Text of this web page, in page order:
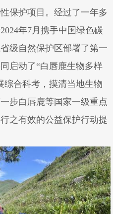
保护项目。经过了一年多
年7月携手中国绿色碳
级自然保护区部署了第一
启动了“白唇鹿生物多样
综合科考，摸清当地生物
步白唇鹿等国家一级重点
之有效的公益保护行动提